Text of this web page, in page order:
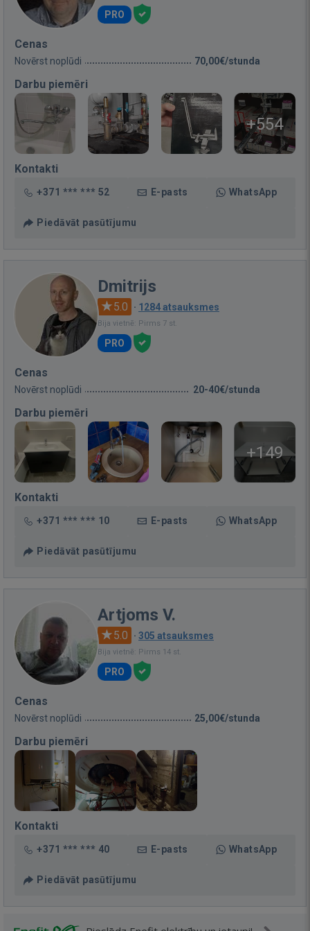
PRO
Cenas
Novērst noplūdi 70,00€/stunda
Darbu piemēri
+554
Kontakti
+371 *** *** 52 E-pasts WhatsApp
Piedāvāt pasūtījumu
Dmitrijs
5.0 · 1284 atsauksmes
Bija vietnē: Pirms 7 st.
PRO
Cenas
Novērst noplūdi 20-40€/stunda
Darbu piemēri
+149
Kontakti
+371 *** *** 10 E-pasts WhatsApp
Piedāvāt pasūtījumu
Artjoms V.
5.0 · 305 atsauksmes
Bija vietnē: Pirms 14 st.
PRO
Cenas
Novērst noplūdi 25,00€/stunda
Darbu piemēri
Kontakti
+371 *** *** 40 E-pasts WhatsApp
Piedāvāt pasūtījumu